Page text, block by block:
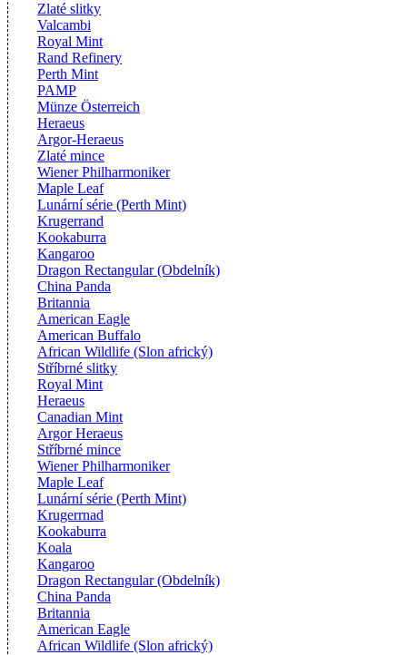
Zlaté slitky
Valcambi
Royal Mint
Rand Refinery
Perth Mint
PAMP
Münze Österreich
Heraeus
Argor-Heraeus
Zlaté mince
Wiener Philharmoniker
Maple Leaf
Lunární série (Perth Mint)
Krugerrand
Kookaburra
Kangaroo
Dragon Rectangular (Obdelník)
China Panda
Britannia
American Eagle
American Buffalo
African Wildlife (Slon africký)
Stříbrné slitky
Royal Mint
Heraeus
Canadian Mint
Argor Heraeus
Stříbrné mince
Wiener Philharmoniker
Maple Leaf
Lunární série (Perth Mint)
Krugerrnad
Kookaburra
Koala
Kangaroo
Dragon Rectangular (Obdelník)
China Panda
Britannia
American Eagle
African Wildlife (Slon africký)